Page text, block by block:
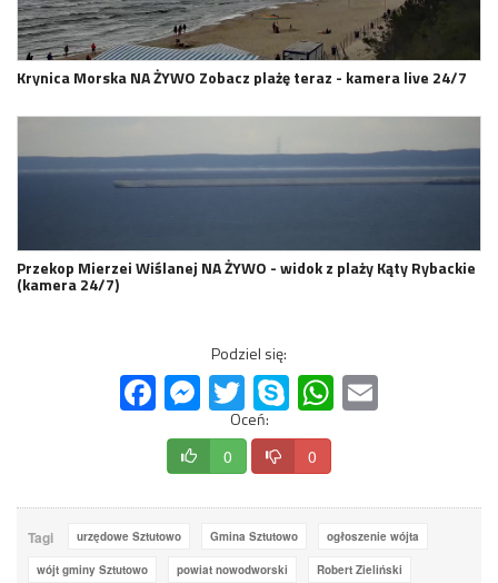
Krynica Morska NA ŻYWO Zobacz plażę teraz - kamera live 24/7
Przekop Mierzei Wiślanej NA ŻYWO - widok z plaży Kąty Rybackie
(kamera 24/7)
Podziel się:
FacebookMessenger
Twitter Skype WhatsApp
Oceń:
0 0
Tagi urzędowe Sztutowo Gmina Sztutowo ogłoszenie wójta
wójt gminy Sztutowo powiat nowodworski Robert Zieliński